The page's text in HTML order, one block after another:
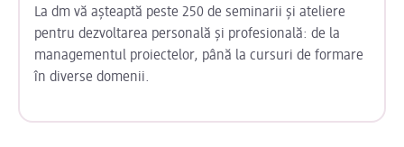
La dm vă așteaptă peste 250 de seminarii și ateliere
pentru dezvoltarea personală și profesională: de la
managementul proiectelor, până la cursuri de formare
în diverse domenii.